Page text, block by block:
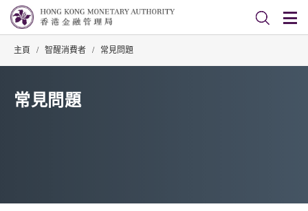
主頁 / 智醒消費者 / 常見問題
常見問題